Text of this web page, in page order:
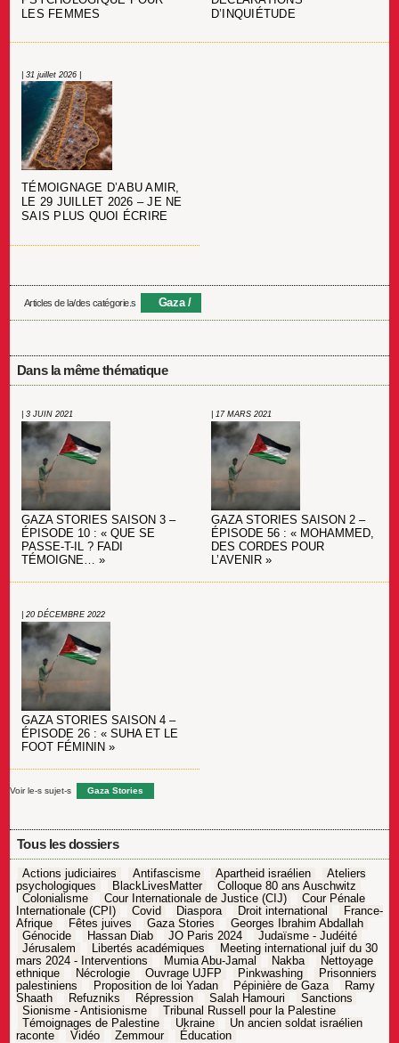
LES FEMMES
D’INQUIÉTUDE
| 31 juillet 2026 |
TÉMOIGNAGE D’ABU AMIR,
LE 29 JUILLET 2026 – JE NE
SAIS PLUS QUOI ÉCRIRE
Articles de la/des catégorie.s Gaza
Dans la même thématique
| 3 JUIN 2021
GAZA STORIES SAISON 3 –
ÉPISODE 10 : « QUE SE
PASSE-T-IL ? FADI
TÉMOIGNE… »
| 17 MARS 2021
GAZA STORIES SAISON 2 –
ÉPISODE 56 : « MOHAMMED,
DES CORDES POUR
L’AVENIR »
| 20 DÉCEMBRE 2022
GAZA STORIES SAISON 4 –
ÉPISODE 26 : « SUHA ET LE
FOOT FÉMININ »
Voir le-s sujet-s Gaza Stories
Tous les dossiers
Actions judiciaires Antifascisme Apartheid israélien
Ateliers
psychologiques
BlackLivesMatter
Colloque 80 ans Auschwitz
Colonialisme
Cour Internationale de Justice (CIJ)
Cour Pénale
Internationale (CPI)
Covid Diaspora Droit international
France-
Afrique
Fêtes juives Gaza Stories
Georges Ibrahim Abdallah
Génocide
Hassan Diab JO Paris 2024
Judaïsme - Judéité
Jérusalem
Libertés académiques
Meeting international juif du 30
mars 2024 - Interventions
Mumia Abu-Jamal Nakba
Nettoyage
ethnique
Nécrologie Ouvrage UJFP Pinkwashing
Prisonniers
palestiniens
Proposition de loi Yadan Pépinière de Gaza
Ramy
Shaath
Refuzniks Répression Salah Hamouri
Sanctions
Sionisme - Antisionisme
Tribunal Russell pour la Palestine
Témoignages de Palestine
Ukraine
Un ancien soldat israélien
raconte
Vidéo Zemmour Éducation